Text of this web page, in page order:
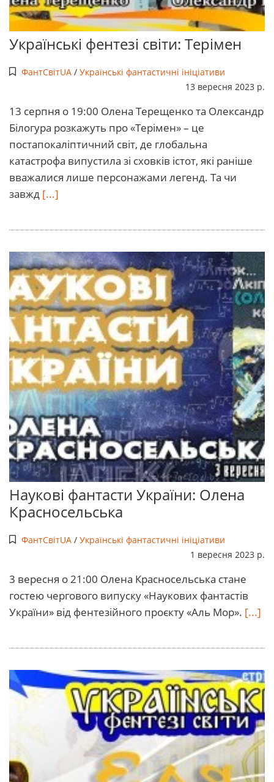
Українські фентезі світи: Терімен
ФантСвітUA/ Українські фантастичні ініціативи
13 вересня 2023 р.
13 серпня о 19:00 Олена Терещенко та Олександр
Білогура розкажуть про «Терімен» – це
постапокаліптичний світ, де глобальна
катастрофа випустила зі сховків істот, які раніше
вважалися лише персонажами легенд. Та чи
завжд [...]
Наукові фантасти України: Олена
Красносельська
ФантСвітUA/ Українські фантастичні ініціативи
1 вересня 2023 р.
3 вересня о 21:00 Олена Красносельська стане
гостею чергового випуску «Наукових фантастів
України» від фентезійного проєкту «Аль Мор». [...]